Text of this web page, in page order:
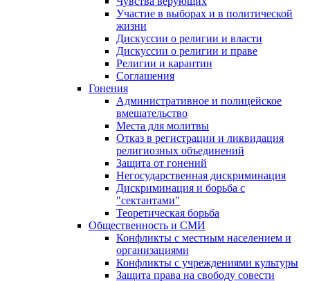
Участие в выборах и в политической
жизни
Дискуссии о религии и власти
Дискуссии о религии и праве
Религии и карантин
Соглашения
Гонения
Административное и полицейское
вмешательство
Места для молитвы
Отказ в регистрации и ликвидация
религиозных объединений
Защита от гонений
Негосударственная дискриминация
Дискриминация и борьба с
"сектантами"
Теоретическая борьба
Общественность и СМИ
Конфликты с местным населением и
организациями
Конфликты с учреждениями культуры
Защита права на свободу совести